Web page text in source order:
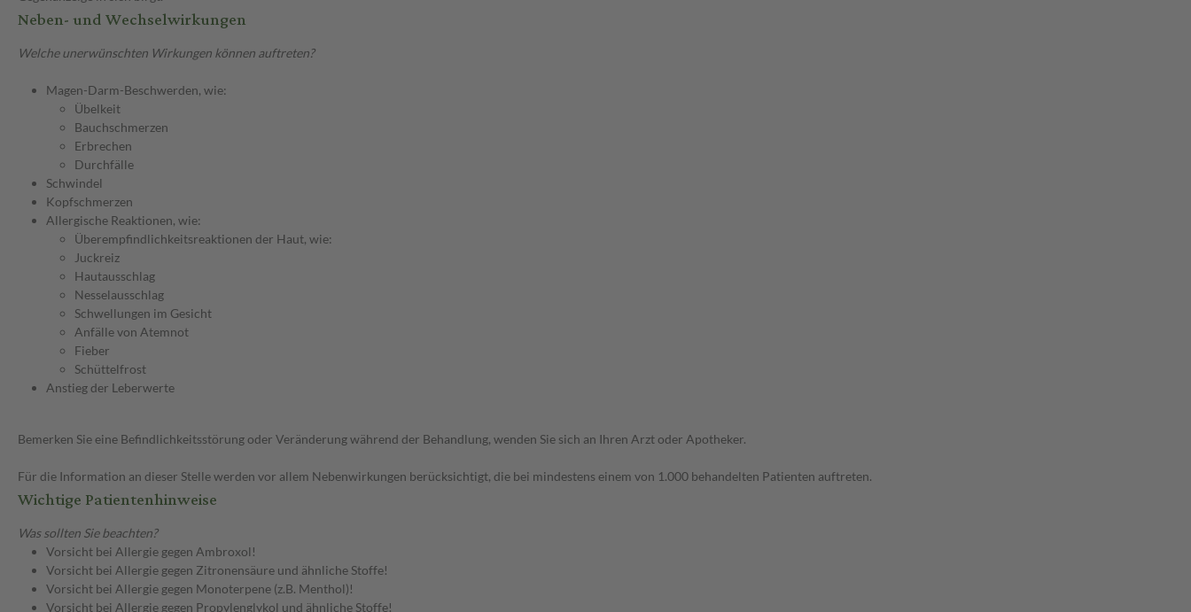
Neben- und Wechselwirkungen
Welche unerwünschten Wirkungen können auftreten?
Magen-Darm-Beschwerden, wie:
Übelkeit
Bauchschmerzen
Erbrechen
Durchfälle
Schwindel
Kopfschmerzen
Allergische Reaktionen, wie:
Überempfindlichkeitsreaktionen der Haut, wie:
Juckreiz
Hautausschlag
Nesselausschlag
Schwellungen im Gesicht
Anfälle von Atemnot
Fieber
Schüttelfrost
Anstieg der Leberwerte
Bemerken Sie eine Befindlichkeitsstörung oder Veränderung während der Behandlung, wenden Sie sich an Ihren Arzt oder Apotheker.
Für die Information an dieser Stelle werden vor allem Nebenwirkungen berücksichtigt, die bei mindestens einem von 1.000 behandelten Patienten auftreten.
Wichtige Patientenhinweise
Was sollten Sie beachten?
Vorsicht bei Allergie gegen Ambroxol!
Vorsicht bei Allergie gegen Zitronensäure und ähnliche Stoffe!
Vorsicht bei Allergie gegen Monoterpene (z.B. Menthol)!
Vorsicht bei Allergie gegen Propylenglykol und ähnliche Stoffe!